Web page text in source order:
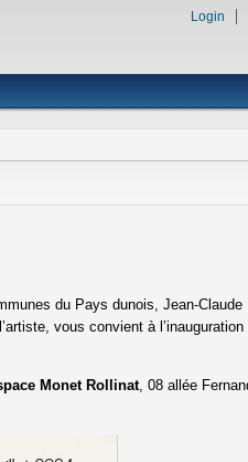
Login
du Pays dunois, Jean-Claude
vous convient à l’inauguration
Monet Rollinat, 08 allée